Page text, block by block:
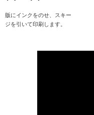
版にインクをのせ、スキー
ジを引いて印刷します。